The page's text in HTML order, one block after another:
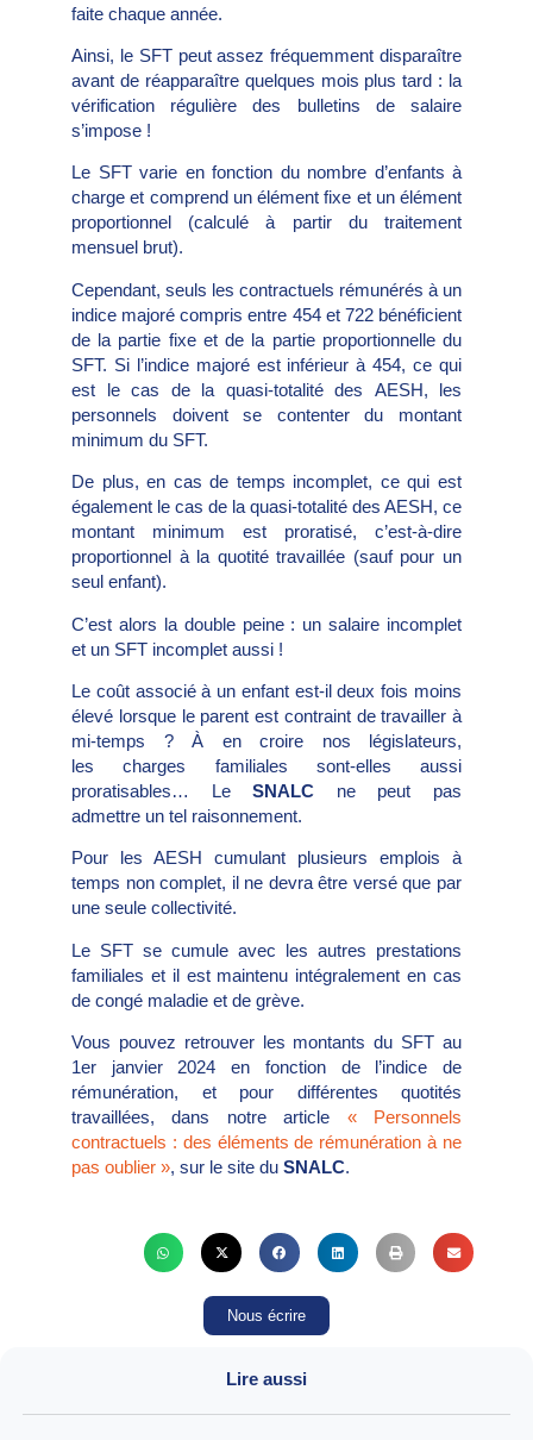
faite chaque année.
Ainsi, le SFT peut assez fréquemment disparaître
avant de réapparaître quelques mois plus tard : la
vérification régulière des bulletins de salaire
s’impose !
Le SFT varie en fonction du nombre d’enfants à
charge et comprend un élément fixe et un élément
proportionnel (calculé à partir du traitement
mensuel brut).
Cependant, seuls les contractuels rémunérés à un
indice majoré compris entre 454 et 722 bénéficient
de la partie fixe et de la partie proportionnelle du
SFT. Si l’indice majoré est inférieur à 454, ce qui
est le cas de la quasi-totalité des AESH, les
personnels doivent se contenter du montant
minimum du SFT.
De plus, en cas de temps incomplet, ce qui est
également le cas de la quasi-totalité des AESH, ce
montant minimum est proratisé, c’est-à-dire
proportionnel à la quotité travaillée (sauf pour un
seul enfant).
C’est alors la double peine : un salaire incomplet
et un SFT incomplet aussi !
Le coût associé à un enfant est-il deux fois moins
élevé lorsque le parent est contraint de travailler à
mi-temps ? À en croire nos législateurs,
les charges familiales sont-elles aussi
proratisables… LeSNALC ne peut pas
admettre un tel raisonnement.
Pour les AESH cumulant plusieurs emplois à
temps non complet, il ne devra être versé que par
une seule collectivité.
Le SFT se cumule avec les autres prestations
familiales et il est maintenu intégralement en cas
de congé maladie et de grève.
Vous pouvez retrouver les montants du SFT au
1er janvier 2024 en fonction de l’indice de
rémunération, et pour différentes quotités
travaillées, dans notre article « Personnels
contractuels : des éléments de rémunération à ne
pas oublier », sur le site du SNALC.
Nous écrire
Lire aussi